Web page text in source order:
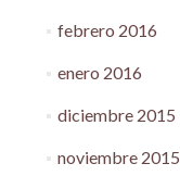
febrero 2016
enero 2016
diciembre 2015
noviembre 2015